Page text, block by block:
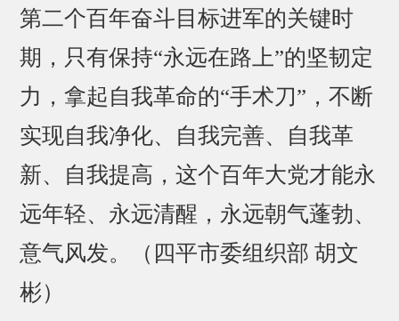
第二个百年奋斗目标进军的关键时
期，只有保持“永远在路上”的坚韧定
力，拿起自我革命的“手术刀”，不断
实现自我净化、自我完善、自我革
新、自我提高，这个百年大党才能永
远年轻、永远清醒，永远朝气蓬勃、
意气风发。（四平市委组织部 胡文
彬）